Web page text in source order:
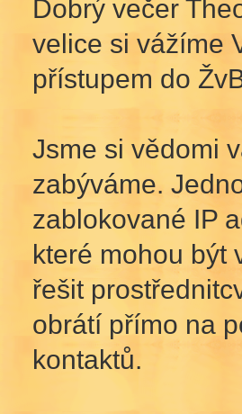
Dobrý večer
velice si vážíme
přístupem do
Jsme si vědomi
zabýváme.
zablokované IP
které mohou být
řešit
obrátí přímo na
kontaktů.